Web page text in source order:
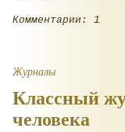
Комментарии: 1
Журналы
Классный
человека